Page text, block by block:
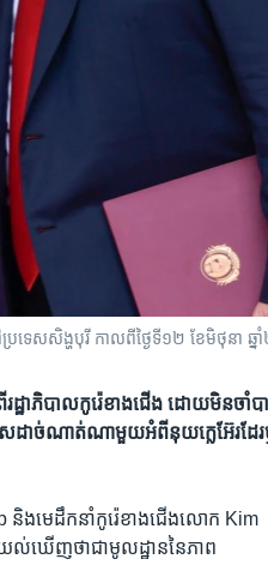
េសសិង្ហបុរី កាលពីថ្ងៃទី១២ ខែមិថុនា ឆ្ន
ឋាភិបាល​កូរ៉េ​ខាង​ជើង ដោយ​មិន​ចាំប
ាស​ដាច់​ណាត់​ណា​មួយ​អំពី​នុយក្លេអ៊ែរ​ដែ
និង​មេដឹកនាំ​កូរ៉េ​ខាង​ជើង​លោក Kim
ល់​ឃើញ​ថា​ជា​មូលដ្ឋាន​នៃ​ភាព​